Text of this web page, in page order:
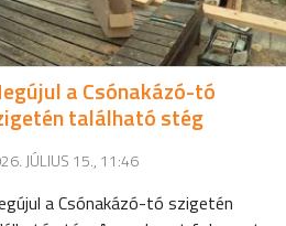
a Csónakázó-tó
található stég
JÚLIUS 15., 11:46
a Csónakázó-tó szigetén